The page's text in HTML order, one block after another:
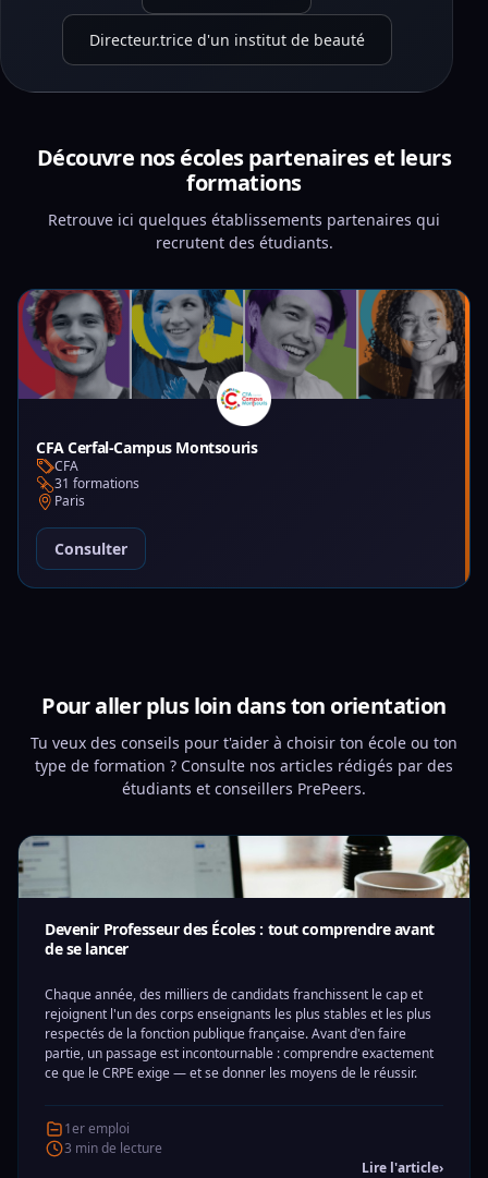
Directeur.trice d'un institut de beauté
Découvre nos écoles partenaires et leurs
formations
Retrouve ici quelques établissements partenaires qui
recrutent des étudiants.
CFA Cerfal-Campus Montsouris
CFA
31 formations
Paris
Consulter
Pour aller plus loin dans ton orientation
Tu veux des conseils pour t'aider à choisir ton école ou ton
type de formation ? Consulte nos articles rédigés par des
étudiants et conseillers PrePeers.
Devenir Professeur des Écoles : tout comprendre avant
de se lancer
Chaque année, des milliers de candidats franchissent le cap et
rejoignent l'un des corps enseignants les plus stables et les plus
respectés de la fonction publique française. Avant d'en faire
partie, un passage est incontournable : comprendre exactement
ce que le CRPE exige — et se donner les moyens de le réussir.
1er emploi
3 min de lecture
Lire l'article›